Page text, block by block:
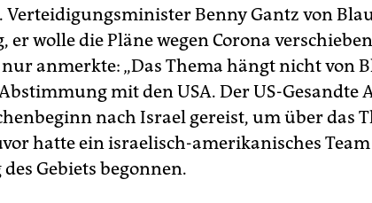
Benny Gantz von
er wolle die Pläne wegen Corona
anmerkte: „Das Thema hängt nicht von
mit den USA. Der US-Gesandte
nach Israel gereist, um über das
hatte ein israelisch-amerikanisches
Gebiets begonnen.